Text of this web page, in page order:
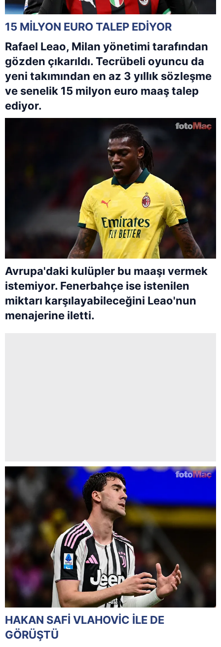
15 MİLYON EURO TALEP EDİYOR
Rafael Leao, Milan yönetimi tarafından
gözden çıkarıldı. Tecrübeli oyuncu da
yeni takımından en az 3 yıllık sözleşme
ve senelik 15 milyon euro maaş talep
ediyor.
Avrupa'daki kulüpler bu maaşı vermek
istemiyor. Fenerbahçe ise istenilen
miktarı karşılayabileceğini Leao'nun
menajerine iletti.
HAKAN SAFİ VLAHOVİC İLE DE
GÖRÜŞTÜ